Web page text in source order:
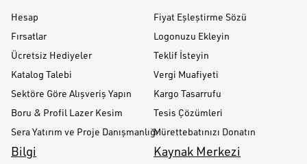
Hesap
Fırsatlar
Ücretsiz Hediyeler
Katalog Talebi
Sektöre Göre Alışveriş Yapın
Boru & Profil Lazer Kesim
Sera Yatırım ve Proje Danışmanlığı
Fiyat Eşleştirme Sözü
Logonuzu Ekleyin
Teklif İsteyin
Vergi Muafiyeti
Kargo Tasarrufu
Tesis Çözümleri
Mürettebatınızı Donatın
Bilgi Kaynak Merkezi